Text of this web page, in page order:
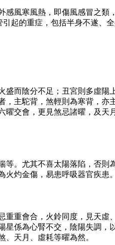
風寒風熱，即傷風感冒之
起的重症，包括半身不遂、
而陰分不足；丑宮則多虛
主駝背，煞輕則為寒背，
交會，更見煞忌諸曜，及
。尤其不喜太陽落陷，否
灼金傷，易患呼吸器官疾
重會合，火鈴同度，見天
係為心腎不交，陰陽失調
天月、虛耗等曜為然。